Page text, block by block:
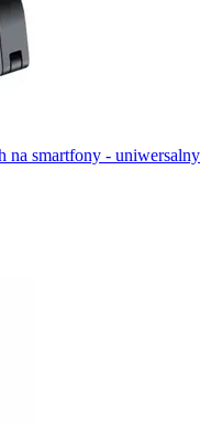
na smartfony - uniwersalny